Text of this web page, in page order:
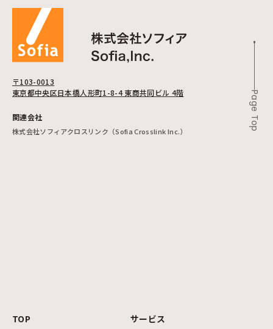
〒103-0013
東京都中央区日本橋人形町1-8-4 東商共同ビル 4階
関連会社
株式会社ソフィアクロスリンク（Sofia Crosslink Inc.）
TOP
サービス
Page Top